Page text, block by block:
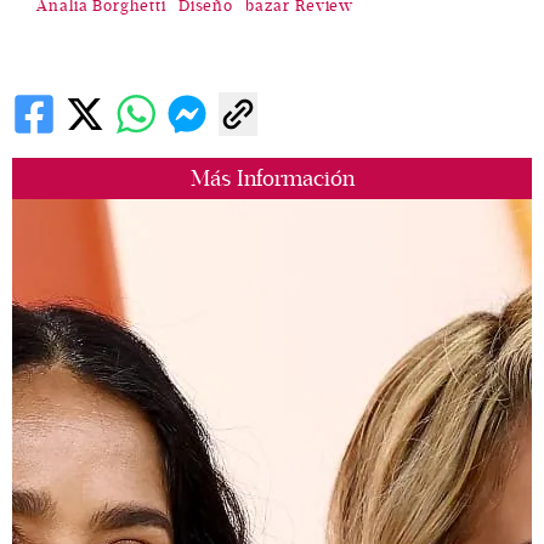
Más Información
Analia Borghetti Diseño bazar Review